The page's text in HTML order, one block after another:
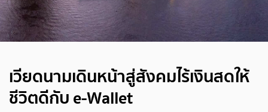
เวียดนามเดินหน้าสู่สังคมไร้เงินสดให้
ชีวิตดีกับ e-Wallet